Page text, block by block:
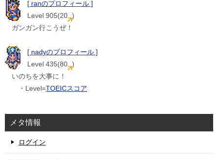
[ ranのプロフィール ]
Level 905(20 )
ガンガン行こうぜ！
[ nadyのプロフィール ]
Level 435(80 )
いのちを大事に！
・Level=TOEICスコア
メタ情報
ログイン